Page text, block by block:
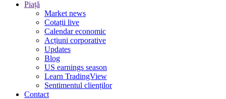
Piață
Market news
Cotații live
Calendar economic
Acțiuni corporative
Updates
Blog
US earnings season
Learn TradingView
Sentimentul clienților
Contact